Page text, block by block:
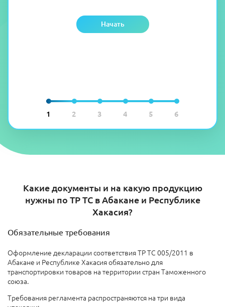
1 2 3 4 5 6
Начать
Какие документы и на какую продукцию
нужны по ТР ТС в Абакане и Республике
Хакасия?
Обязательные требования
Оформление декларации соответствия ТР ТС 005/2011 в
Абакане и Республике Хакасия обязательно для
транспортировки товаров на территории стран Таможенного
союза.
Требования регламента распространяются на три вида